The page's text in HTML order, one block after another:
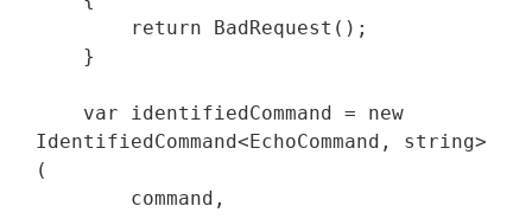
IdentifiedCommand<EchoCommand, string>
(